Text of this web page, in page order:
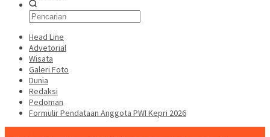
Head Line
Advetorial
Wisata
Galeri Foto
Dunia
Redaksi
Pedoman
Formulir Pendataan Anggota PWI Kepri 2026